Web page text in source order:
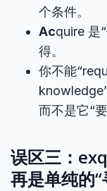
个条件。
Acquire 是
得。
你不能
而不是它“
误区三：
再是单纯的“